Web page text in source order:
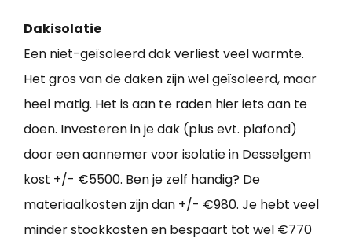
Dakisolatie
Een niet-geïsoleerd dak verliest veel warmte.
Het gros van de daken zijn wel geïsoleerd, maar
heel matig. Het is aan te raden hier iets aan te
doen. Investeren in je dak (plus evt. plafond)
door een aannemer voor isolatie in Desselgem
kost +/- €5500. Ben je zelf handig? De
materiaalkosten zijn dan +/- €980. Je hebt veel
minder stookkosten en bespaart tot wel €770